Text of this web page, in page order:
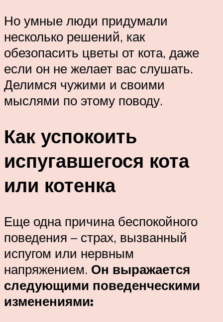
Но умные люди придумали
несколько решений, как
обезопасить цветы от кота, даже
если он не желает вас слушать.
Делимся чужими и своими
мыслями по этому поводу.
Как успокоить
испугавшегося кота
или котенка
Еще одна причина беспокойного
поведения – страх, вызванный
испугом или нервным
напряжением. Он выражается
следующими поведенческими
изменениями: